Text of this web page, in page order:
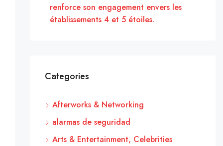
renforce son engagement envers les
établissements 4 et 5 étoiles.
Categories
Afterworks & Networking
alarmas de seguridad
Arts & Entertainment, Celebrities